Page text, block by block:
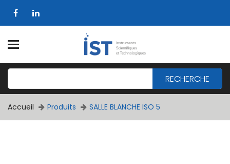
RECHERCHE
Accueil Produits SALLE BLANCHE ISO 5